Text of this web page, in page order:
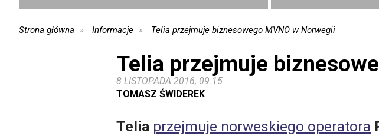
Strona główna Informacje Telia przejmuje biznesowego MVNO w Norwegii
Telia przejmuje
8 LISTOPADA 2016, 09:15
TOMASZ ŚWIDEREK
Telia przejmuje norweskiego operatora